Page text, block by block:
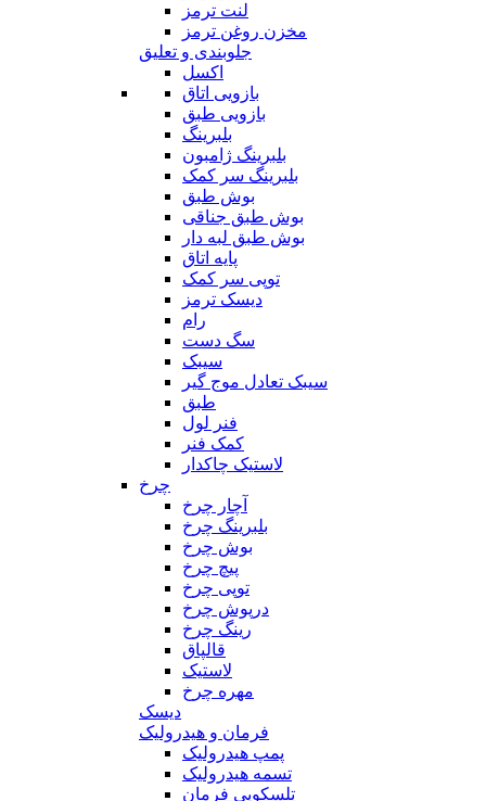
لنت ترمز
مخزن روغن ترمز
جلوبندی و تعلیق
اکسل
بازویی اتاق
بازویی طبق
بلبرینگ
بلبرینگ ژامبون
بلبرینگ سر کمک
بوش طبق
بوش طبق جناقی
بوش طبق لبه دار
پایه اتاق
توپی سر کمک
دیسک ترمز
رام
سگ دست
سیبک
سیبک تعادل موج گیر
طبق
فنر لول
کمک فنر
لاستیک چاکدار
چرخ
آچار چرخ
بلبرینگ چرخ
بوش چرخ
پیچ چرخ
توپی چرخ
درپوش چرخ
رینگ چرخ
قالپاق
لاستیک
مهره چرخ
دیسک
فرمان و هیدرولیک
پمپ هیدرولیک
تسمه هیدرولیک
تلسکوپی فرمان